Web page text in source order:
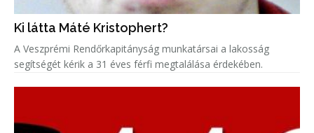
Ki látta Máté Kristophert?
A Veszprémi Rendőrkapitányság munkatársai a lakosság
segítségét kérik a 31 éves férfi megtalálása érdekében.